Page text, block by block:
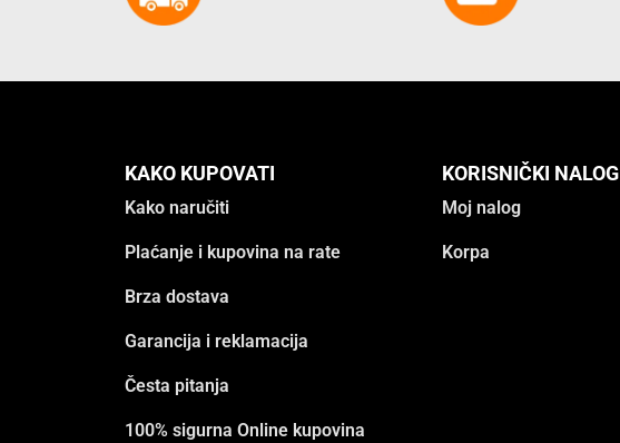
KAKO KUPOVATI
Kako naručiti
Plaćanje i kupovina na rate
Brza dostava
Garancija i reklamacija
Česta pitanja
100% sigurna Online kupovina
KORISNIČKI NALOG
Moj nalog
Korpa